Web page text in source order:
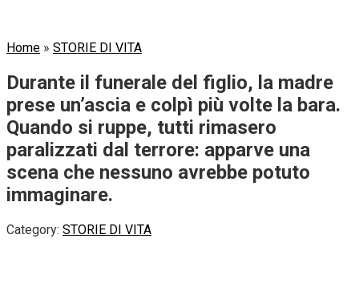
Home » STORIE DI VITA
Durante il funerale del figlio, la madre
prese un’ascia e colpì più volte la bara.
Quando si ruppe, tutti rimasero
paralizzati dal terrore: apparve una
scena che nessuno avrebbe potuto
immaginare.
Category: STORIE DI VITA